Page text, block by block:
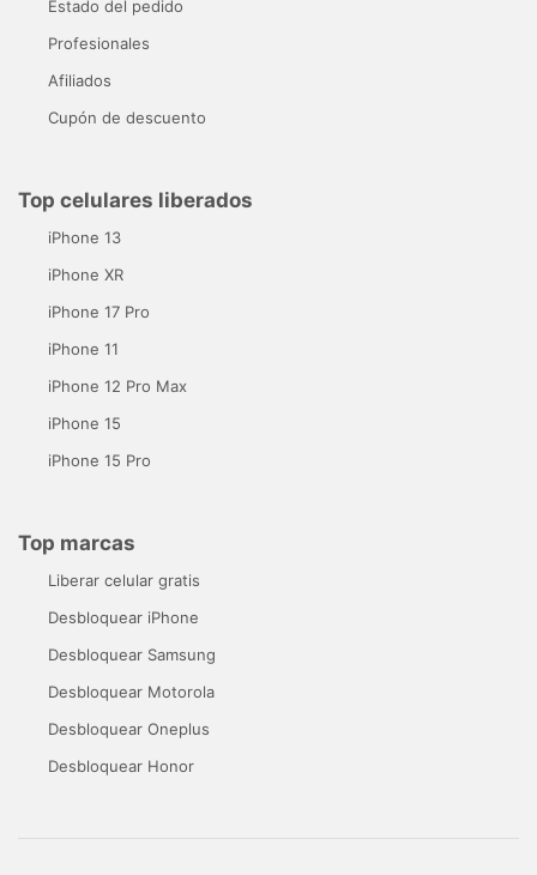
Estado del pedido
Profesionales
Afiliados
Cupón de descuento
Top celulares liberados
iPhone 13
iPhone XR
iPhone 17 Pro
iPhone 11
iPhone 12 Pro Max
iPhone 15
iPhone 15 Pro
Top marcas
Liberar celular gratis
Desbloquear iPhone
Desbloquear Samsung
Desbloquear Motorola
Desbloquear Oneplus
Desbloquear Honor